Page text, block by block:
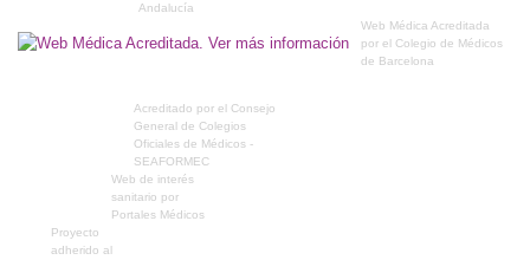
Andalucía
Web Médica Acreditada
por el Colegio de Médicos
de Barcelona
Acreditado por el Consejo
General de Colegios
Oficiales de Médicos -
SEAFORMEC
Web de interés
sanitario por
Portales Médicos
Proyecto
adherido al